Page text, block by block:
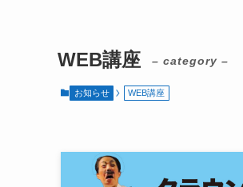
WEB講座 – category –
お知らせ WEB講座